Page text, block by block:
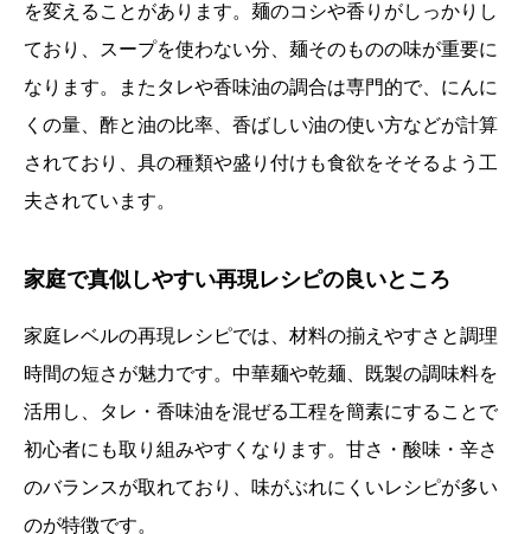
を変えることがあります。麺のコシや香りがしっかりし
ており、スープを使わない分、麺そのものの味が重要に
なります。またタレや香味油の調合は専門的で、にんに
くの量、酢と油の比率、香ばしい油の使い方などが計算
されており、具の種類や盛り付けも食欲をそそるよう工
夫されています。
家庭で真似しやすい再現レシピの良いところ
家庭レベルの再現レシピでは、材料の揃えやすさと調理
時間の短さが魅力です。中華麺や乾麺、既製の調味料を
活用し、タレ・香味油を混ぜる工程を簡素にすることで
初心者にも取り組みやすくなります。甘さ・酸味・辛さ
のバランスが取れており、味がぶれにくいレシピが多い
のが特徴です。